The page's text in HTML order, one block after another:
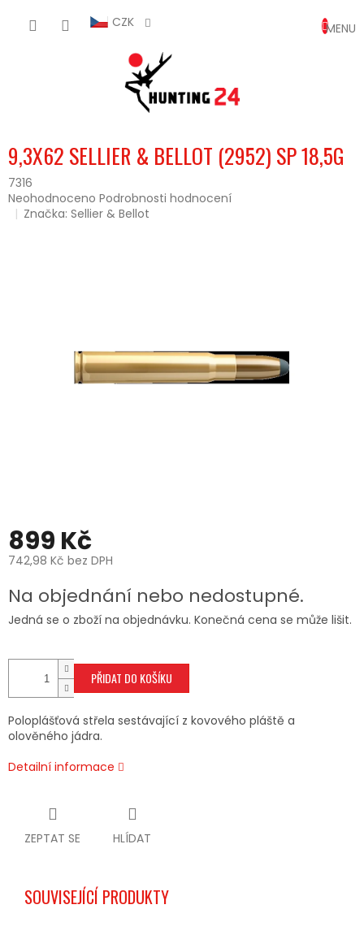
CZK
KOŠÍK
9,3X62 SELLIER & BELLOT (2952) SP 18,5G
7316
Průměrné
hodnocení
Neohodnoceno Podrobnosti hodnocení
Značka:Sellier & Bellot
899 Kč
742,98 Kč bez DPH
cena:
Na objednání nebo nedostupné.
Jedná se o zboží na objednávku. Konečná cena se může lišit.
PŘIDAT DO KOŠÍKU
Poloplášťová střela sestávající z kovového pláště a
olověného jádra.
Detailní informace
ZEPTAT SE HLÍDAT
SOUVISEJÍCÍ PRODUKTY